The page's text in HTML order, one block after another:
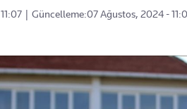
Güncelleme:07 Ağustos, 2024 -